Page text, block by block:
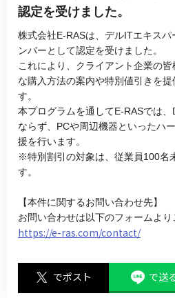
認定を受けました。
株式会社E-RASは、デルITエキス
ンバーとして認定を受けました。
これにより、クライアント企業の
な購入方法の案内や特別値引きを
す。
本プログラムを通してE-RASでは
ならず、PCや周辺機器といったハ
援を行います。
※特別割引の対象は、従業員100名
す。
【本件に関するお問い合わせ先】
お問い合わせは以下のフォームより
https://e-ras.com/contact/
でポスト で送